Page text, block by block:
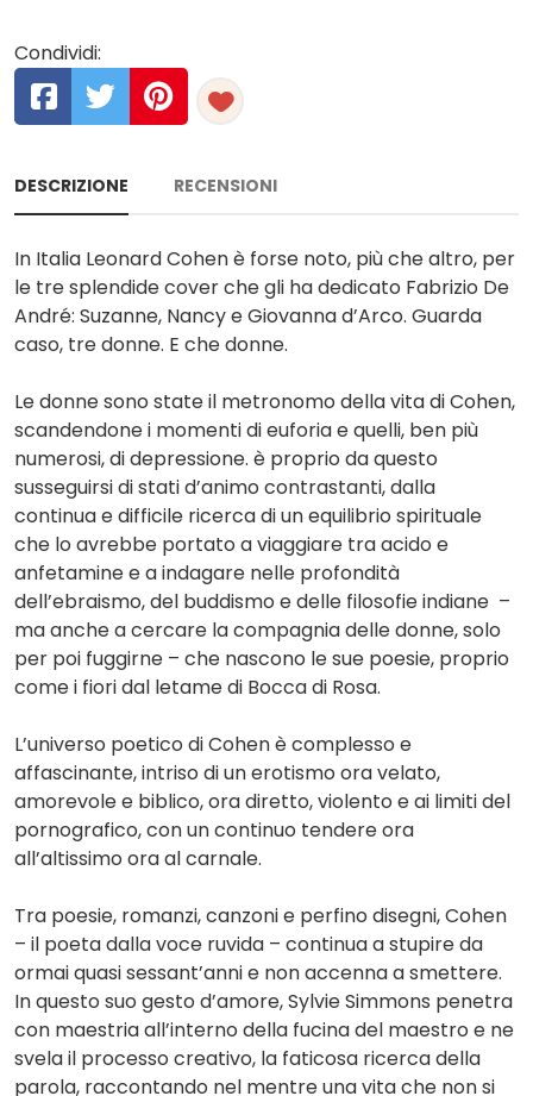
Condividi:
DESCRIZIONE RECENSIONI
In Italia Leonard Cohen è forse noto, più che altro, per
le tre splendide cover che gli ha dedicato Fabrizio De
André: Suzanne, Nancy e Giovanna d’Arco. Guarda
caso, tre donne. E che donne.
Le donne sono state il metronomo della vita di Cohen,
scandendone i momenti di euforia e quelli, ben più
numerosi, di depressione. è proprio da questo
susseguirsi di stati d’animo contrastanti, dalla
continua e difficile ricerca di un equilibrio spirituale
che lo avrebbe portato a viaggiare tra acido e
anfetamine e a indagare nelle profondità
dell’ebraismo, del buddismo e delle filosofie indiane –
ma anche a cercare la compagnia delle donne, solo
per poi fuggirne – che nascono le sue poesie, proprio
come i fiori dal letame di Bocca di Rosa.
L’universo poetico di Cohen è complesso e
affascinante, intriso di un erotismo ora velato,
amorevole e biblico, ora diretto, violento e ai limiti del
pornografico, con un continuo tendere ora
all’altissimo ora al carnale.
Tra poesie, romanzi, canzoni e perfino disegni, Cohen
– il poeta dalla voce ruvida – continua a stupire da
ormai quasi sessant’anni e non accenna a smettere.
In questo suo gesto d’amore, Sylvie Simmons penetra
con maestria all’interno della fucina del maestro e ne
svela il processo creativo, la faticosa ricerca della
parola, raccontando nel mentre una vita che non si